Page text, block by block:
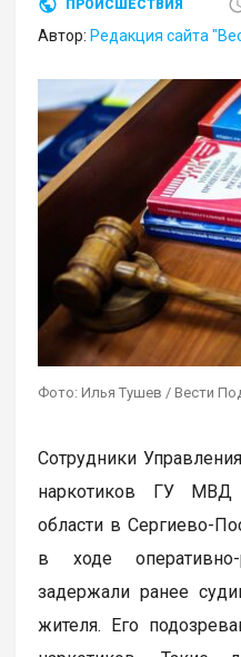
ПРОИСШЕСТВИЯ
Автор: Редакция сайта
Фото: Илья Тушев / Вести
Сотрудники
наркотиков ГУ МВД
области в Сергиево-
в ходе оперативно-
задержали ранее
жителя. Его